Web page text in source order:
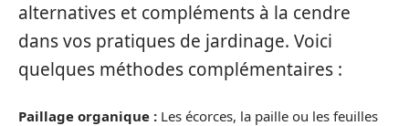
alternatives et compléments à la cendre
dans vos pratiques de jardinage. Voici
quelques méthodes complémentaires :
Paillage organique : Les écorces, la paille ou les feuilles